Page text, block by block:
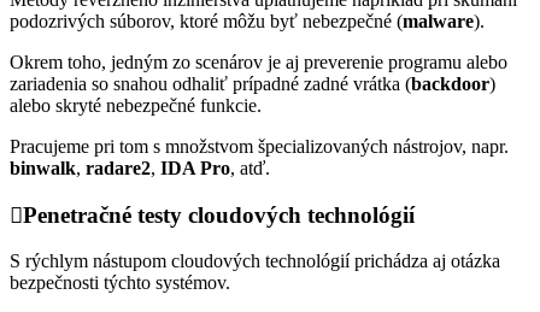
podozrivých súborov, ktoré môžu byť nebezpečné (malware).
Okrem toho, jedným zo scenárov je aj preverenie programu alebo
zariadenia so snahou odhaliť prípadné zadné vrátka (backdoor)
alebo skryté nebezpečné funkcie.
Pracujeme pri tom s množstvom špecializovaných nástrojov, napr.
binwalk, radare2, IDA Pro, atď.
Penetračné testy cloudových technológií
S rýchlym nástupom cloudových technológií prichádza aj otázka
bezpečnosti týchto systémov.